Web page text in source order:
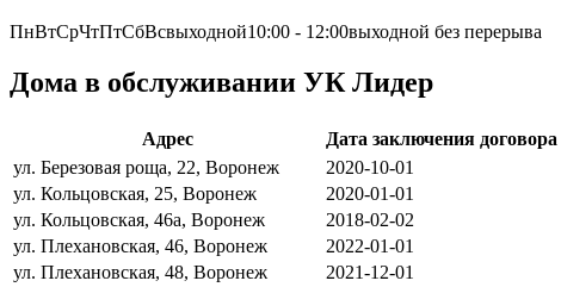
ПнВтСрЧтПтСбВсвыходной10:00 - 12:00выходной без перерыва
Дома в обслуживании УК Лидер
Адрес Дата заключения договора
ул. Березовая роща, 22, Воронеж
2020-10-01
ул. Кольцовская, 25, Воронеж
2020-01-01
ул. Кольцовская, 46а, Воронеж
2018-02-02
ул. Плехановская, 46, Воронеж
2022-01-01
ул. Плехановская, 48, Воронеж
2021-12-01